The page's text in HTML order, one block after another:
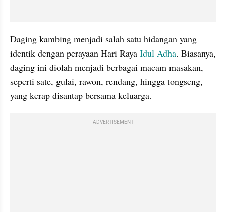
Daging kambing menjadi salah satu hidangan yang
identik dengan perayaan Hari Raya Idul Adha. Biasanya,
daging ini diolah menjadi berbagai macam masakan,
seperti sate, gulai, rawon, rendang, hingga tongseng,
yang kerap disantap bersama keluarga.
ADVERTISEMENT